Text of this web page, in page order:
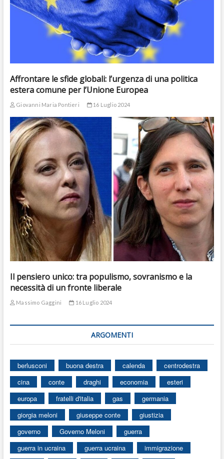
Affrontare le sfide globali: l’urgenza di una politica
estera comune per l’Unione Europea
Giovanni Maria Pontieri 16 Luglio 2024
Il pensiero unico: tra populismo, sovranismo e la
necessità di un fronte liberale
Massimo Gaggini 16 Luglio 2024
ARGOMENTI
berlusconi buona destra calenda
centrodestra
cina
conte draghi economia
esteri
europa
fratelli d'italia gas
germania
giorgia meloni
giuseppe conte
giustizia
governo
Governo Meloni
guerra
guerra in ucraina
guerra ucraina
immigrazione